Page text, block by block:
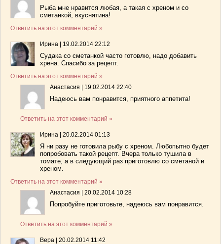
Рыба мне нравится любая, а такая с хреном и со
сметанкой, вкуснятина!
Ответить на этот комментарий »
Ирина 19.02.2014 22:12
Судака со сметанкой часто готовлю, надо добавить
хрена. Спасибо за рецепт.
Ответить на этот комментарий »
Анастасия
19.02.2014 22:40
Надеюсь вам понравится, приятного аппетита!
Ответить на этот комментарий »
Ирина 20.02.2014 01:13
Я ни разу не готовила рыбу с хреном. Любопытно будет
попробовать такой рецепт. Вчера только тушила в
томате, а в следующий раз приготовлю со сметаной и
хреном.
Ответить на этот комментарий »
Анастасия
20.02.2014 10:28
Попробуйте приготовьте, надеюсь вам понравится.
Ответить на этот комментарий »
Вера 20.02.2014 11:42